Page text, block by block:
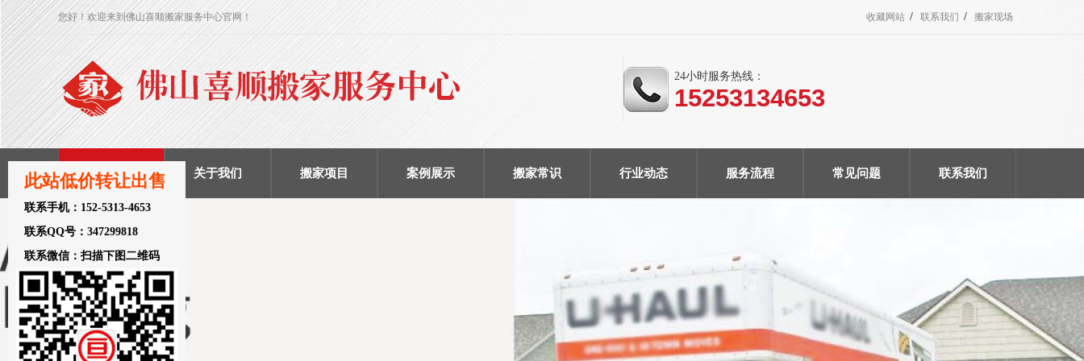
您好！欢迎来到佛山喜顺搬家服务中心官网！ 收藏网站 / 联系我们 / 搬家现场
24小时服务热线：
15253134653
网站首页 关于我们 搬家项目 案例展示 搬家常识 行业动态 服务流程 常见问题 联系我们
此站低价转让出售
联系手机：152-5313-4653
联系QQ号：347299818
联系微信：扫描下图二维码